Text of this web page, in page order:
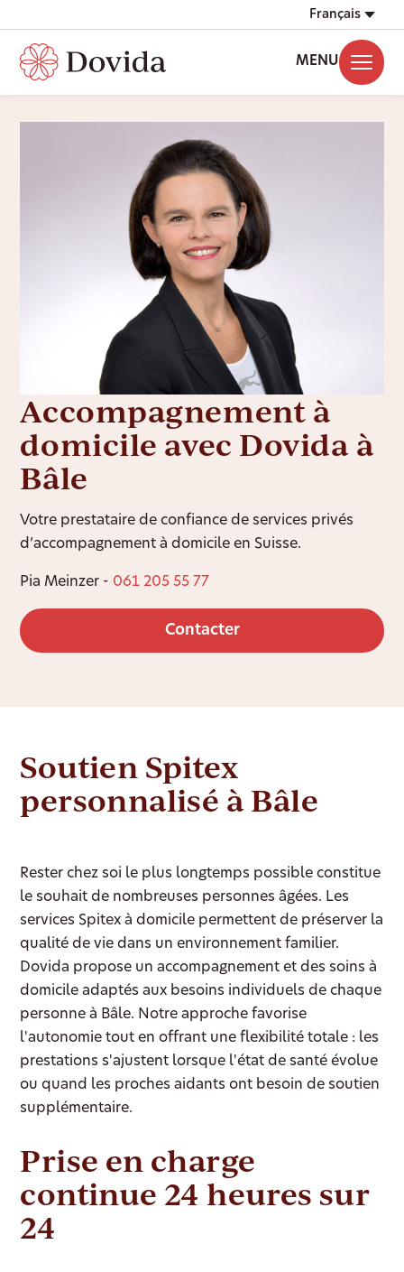
Français
MENU
Accompagnement à
domicile avec Dovida à
Bâle
Votre prestataire de confiance de services privés
d’accompagnement à domicile en Suisse.
Pia Meinzer - 061 205 55 77
Contacter
Soutien Spitex
personnalisé à Bâle
Rester chez soi le plus longtemps possible constitue
le souhait de nombreuses personnes âgées. Les
services Spitex à domicile permettent de préserver la
qualité de vie dans un environnement familier.
Dovida propose un accompagnement et des soins à
domicile adaptés aux besoins individuels de chaque
personne à Bâle. Notre approche favorise
l'autonomie tout en offrant une flexibilité totale : les
prestations s'ajustent lorsque l'état de santé évolue
ou quand les proches aidants ont besoin de soutien
supplémentaire.
Prise en charge
continue 24 heures sur
24